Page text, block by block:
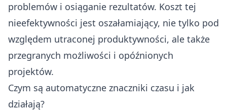
problemów i osiąganie rezultatów. Koszt tej
nieefektywności jest oszałamiający, nie tylko pod
względem utraconej produktywności, ale także
przegranych możliwości i opóźnionych
projektów.
Czym są automatyczne znaczniki czasu i jak
działają?